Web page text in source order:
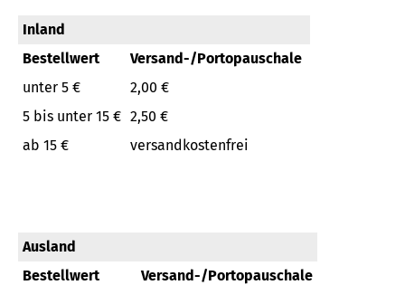
Inland
Bestellwert
Versand-/Portopauschale
unter 5 €
2,00 €
5 bis unter 15 € 2,50 €
ab 15 €
versandkostenfrei
Ausland
Bestellwert
Versand-/Portopauschale